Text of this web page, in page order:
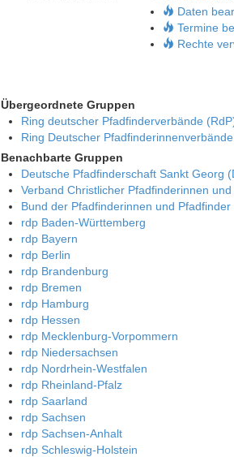
Daten
Termine
Rechte
Übergeordnete Gruppen
Ring deutscher Pfadfinderverbände
Ring Deutscher
Benachbarte Gruppen
Deutsche Pfadfinderschaft Sankt Georg
Verband Christlicher Pfadfinderinnen
Bund der Pfadfinderinnen und Pfadfinder
rdp Baden-Württemberg
rdp Bayern
rdp Berlin
rdp Brandenburg
rdp Bremen
rdp Hamburg
rdp Hessen
rdp Mecklenburg-Vorpommern
rdp Niedersachsen
rdp Nordrhein-Westfalen
rdp Rheinland-Pfalz
rdp Saarland
rdp Sachsen
rdp Sachsen-Anhalt
rdp Schleswig-Holstein